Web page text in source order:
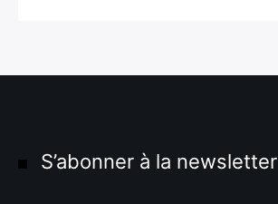
S’abonner à la newsletter